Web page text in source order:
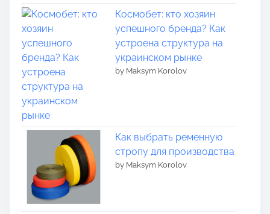
Космобет: кто хозяин
успешного бренда? Как
устроена структура на
украинском рынке
by Maksym Korolov
Как выбрать ременную
стропу для производства
by Maksym Korolov